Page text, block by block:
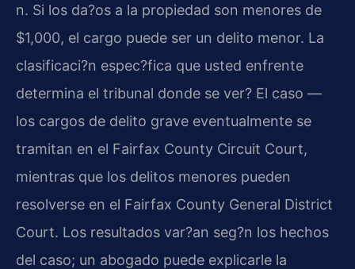
n. Si los da?os a la propiedad son menores de
$1,000, el cargo puede ser un delito menor. La
clasificaci?n espec?fica que usted enfrente
determina el tribunal donde se ver? El caso —
los cargos de delito grave eventualmente se
tramitan en el Fairfax County Circuit Court,
mientras que los delitos menores pueden
resolverse en el Fairfax County General District
Court. Los resultados var?an seg?n los hechos
del caso; un abogado puede explicarle la